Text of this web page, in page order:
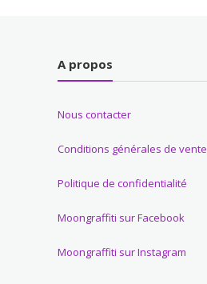
A propos
Nous contacter
Conditions générales de vente
Politique de confidentialité
Moongraffiti sur Facebook
Moongraffiti sur Instagram